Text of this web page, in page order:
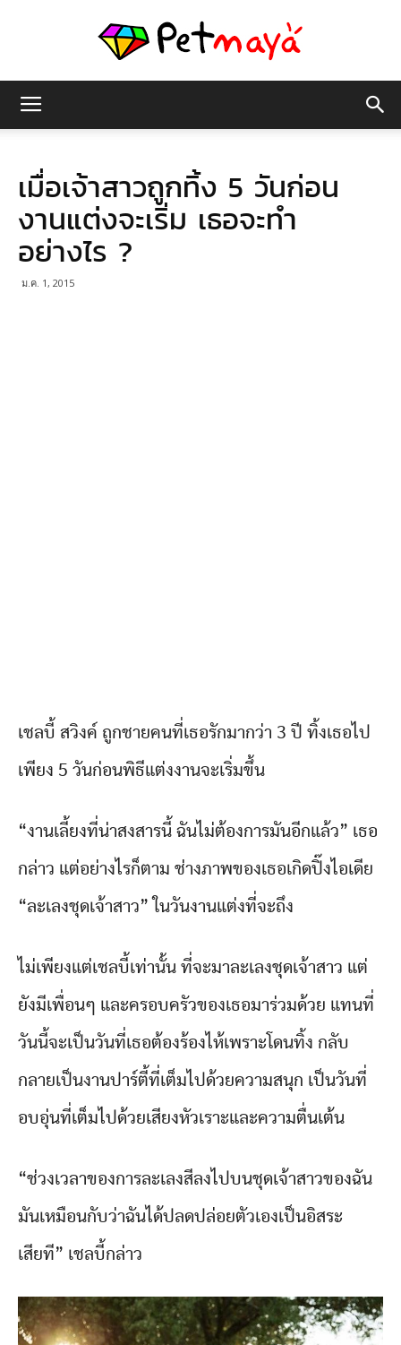
มายา
เมื่อเจ้าสาวถูกทิ้ง 5 วันก่อน
งานแต่งจะเริ่ม เธอจะทำ
อย่างไร ?
ม.ค. 1, 2015
เชลบี้ สวิงค์ ถูกชายคนที่เธอรักมากว่า 3 ปี ทิ้งเธอไป
เพียง 5 วันก่อนพิธีแต่งงานจะเริ่มขึ้น
“งานเลี้ยงที่น่าสงสารนี้ ฉันไม่ต้องการมันอีกแล้ว” เธอ
กล่าว แต่อย่างไรก็ตาม ช่างภาพของเธอเกิดปิ๊งไอเดีย
“ละเลงชุดเจ้าสาว” ในวันงานแต่งที่จะถึง
ไม่เพียงแต่เชลบี้เท่านั้น ที่จะมาละเลงชุดเจ้าสาว แต่
ยังมีเพื่อนๆ และครอบครัวของเธอมาร่วมด้วย แทนที่
วันนี้จะเป็นวันที่เธอต้องร้องไห้เพราะโดนทิ้ง กลับ
กลายเป็นงานปาร์ตี้ที่เต็มไปด้วยความสนุก เป็นวันที่
อบอุ่นที่เต็มไปด้วยเสียงหัวเราะและความตื่นเต้น
“ช่วงเวลาของการละเลงสีลงไปบนชุดเจ้าสาวของฉัน
มันเหมือนกับว่าฉันได้ปลดปล่อยตัวเองเป็นอิสระ
เสียที” เชลบี้กล่าว